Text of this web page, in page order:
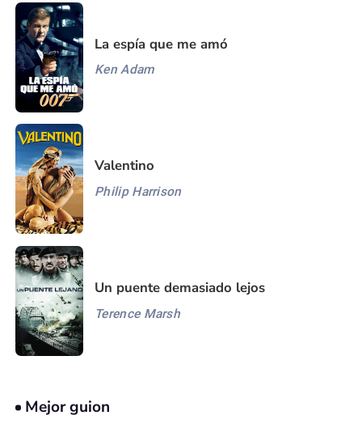
La espía que me amó
Ken Adam
Valentino
Philip Harrison
Un puente demasiado lejos
Terence Marsh
Mejor guion